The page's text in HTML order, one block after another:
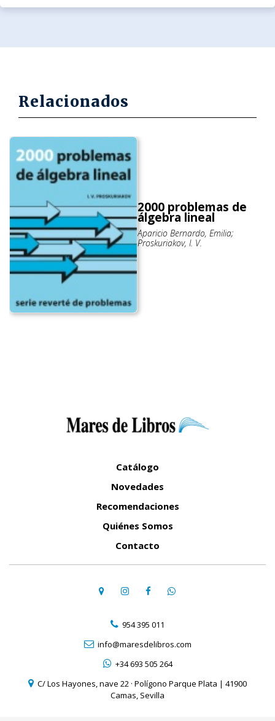
Relacionados
2000 problemas de
álgebra lineal
Aparicio Bernardo, Emilia;
Proskuriakov, I. V.
Catálogo
Novedades
Recomendaciones
Quiénes Somos
Contacto
954 395 011
info@maresdelibros.com
+34 693 505 264
C/ Los Hayones, nave 22 · Polígono Parque Plata | 41900
Camas, Sevilla